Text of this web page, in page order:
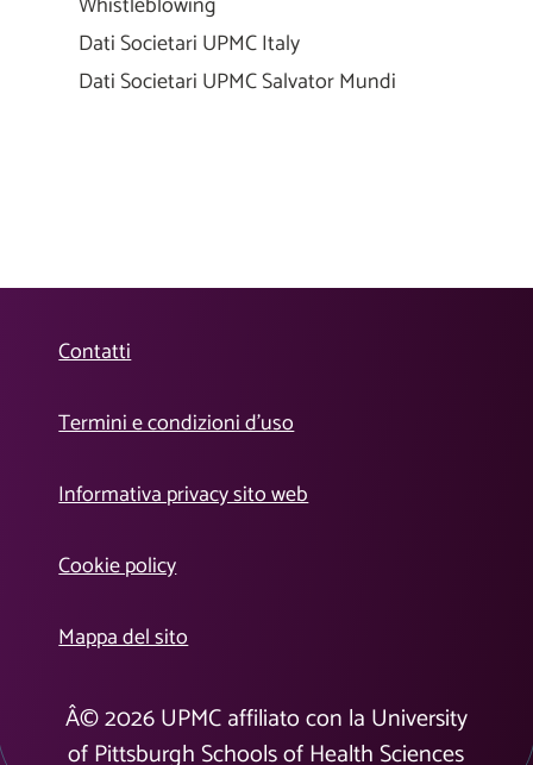
Dati Societari UPMC Italy
Dati Societari UPMC Salvator Mundi
Contatti
Termini e condizioni d’uso
Informativa privacy sito web
Cookie policy
Mappa del sito
Â©2026UPMC affiliato con la University
of Pittsburgh Schools of Health Sciences